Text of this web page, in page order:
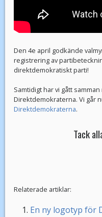
Den 4e april godkände
registrering av
direktdemokratiskt parti!
Samtidigt har vi gått
Direktdemokraterna. Vi går
Direktdemokraterna.
Tack
Relaterade artiklar:
En ny logotyp för